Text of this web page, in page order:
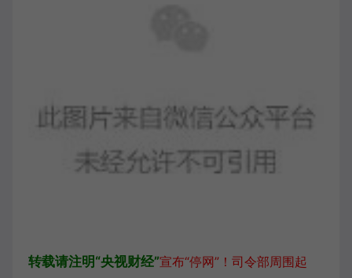
转载请注明“央视财经”宣布“停网”！司令部周围起